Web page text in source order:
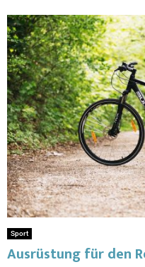
Sport
Ausrüstung für den